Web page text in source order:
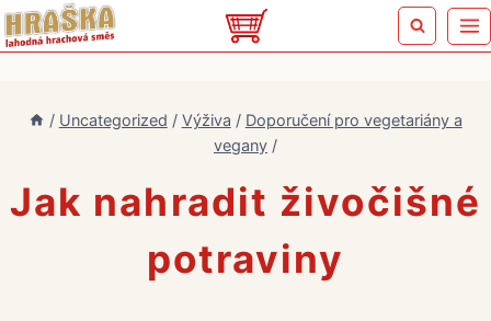
Přeskočit
na
/ Uncategorized / Výživa / Doporučení pro vegetariány a
vegany /
Jak nahradit živočišné
potraviny